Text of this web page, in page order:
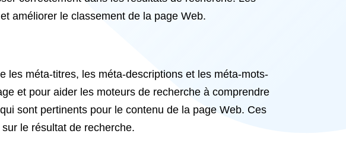
améliorer le classement de la page Web.
les méta-titres, les méta-descriptions et les méta-mots-
et pour aider les moteurs de recherche à comprendre
sont pertinents pour le contenu de la page Web. Ces
le résultat de recherche.